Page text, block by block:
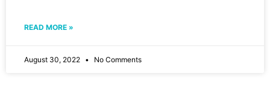
READ MORE »
August 30, 2022 No Comments